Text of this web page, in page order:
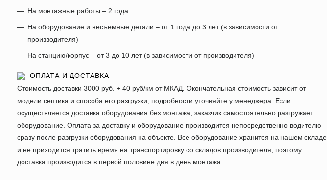
На монтажные работы – 2 года.
На оборудование и несъемные детали – от 1 года до 3 лет (в зависимости от
производителя)
На станцию/корпус – от 3 до 10 лет (в зависимости от производителя)
ОПЛАТА И ДОСТАВКА
Стоимость доставки 3000 руб. + 40 руб/км от МКАД. Окончательная стоимость зависит от
модели септика и способа его разгрузки, подробности уточняйте у менеджера. Если
осуществляется доставка оборудования без монтажа, заказчик самостоятельно разгружает
оборудование. Оплата за доставку и оборудование производится непосредственно водителю
сразу после разгрузки оборудования на объекте. Все оборудование хранится на нашем складе
и не приходится тратить время на транспортировку со складов производителя, поэтому
доставка производится в первой половине дня в день монтажа.